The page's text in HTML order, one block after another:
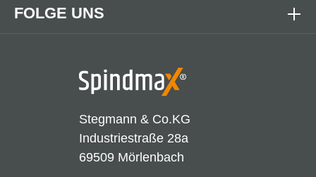
Stegmann & Co.KG
Industriestraße 28a
69509 Mörlenbach
FOLGE UNS